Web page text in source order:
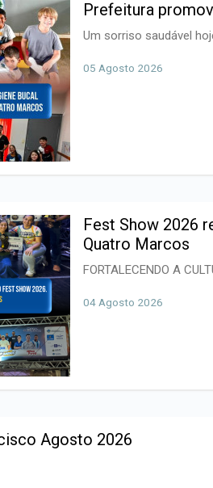
Prefeitura
Um sorriso saudável
05 Agosto 2026
Fest Show 2026
Quatro Marcos
FORTALECENDO A
04 Agosto 2026
Agosto 2026